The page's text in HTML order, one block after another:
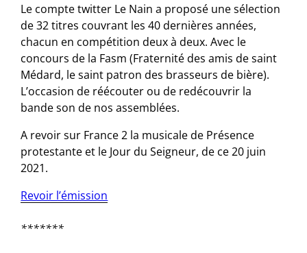
Le compte twitter Le Nain a proposé une sélection
de 32 titres couvrant les 40 dernières années,
chacun en compétition deux à deux. Avec le
concours de la Fasm (Fraternité des amis de saint
Médard, le saint patron des brasseurs de bière).
L’occasion de réécouter ou de redécouvrir la
bande son de nos assemblées.
A revoir sur France 2 la musicale de Présence
protestante et le Jour du Seigneur, de ce 20 juin
2021.
Revoir l’émission
*******